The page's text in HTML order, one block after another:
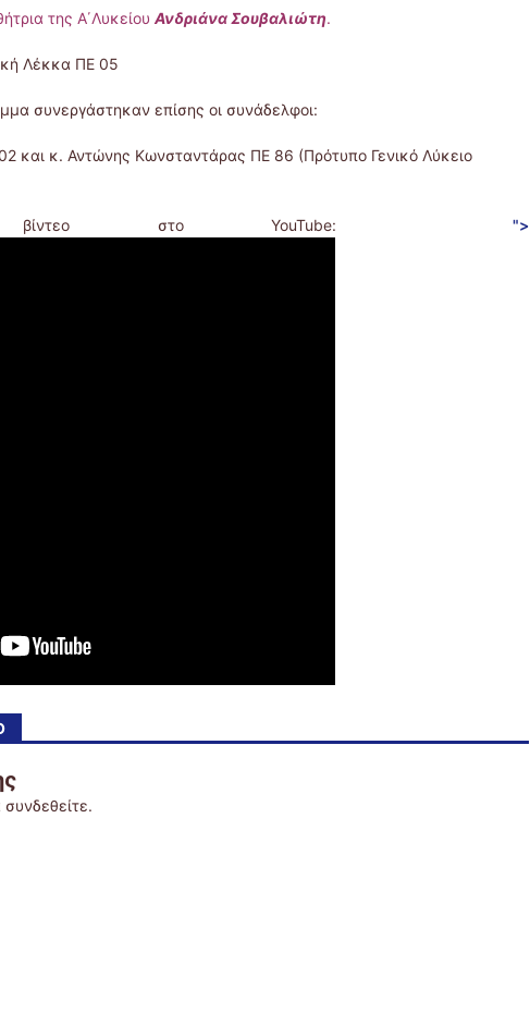
της Α΄Λυκείου Ανδριάνα Σουβαλιώτη.
Λέκκα ΠΕ 05
συνεργάστηκαν επίσης οι συνάδελφοι:
και κ. Αντώνης Κωνσταντάρας ΠΕ 86 (Πρότυπο Γενικό Λύκειο
βίντεο στο YouTube:">
συνδεθείτε.